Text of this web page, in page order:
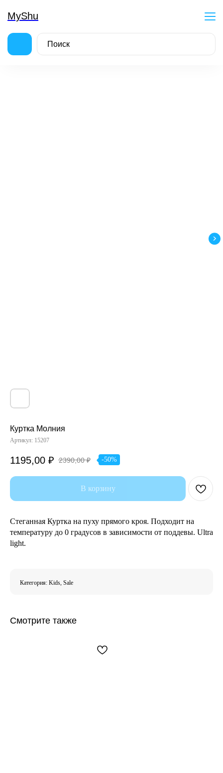
MyShu
Куртка Молния
Артикул: 15207
1195,00 ₽ 2390,00 ₽ -50%
В корзину
Стеганная Куртка на пуху прямого кроя. Подходит на
температуру до 0 градусов в зависимости от поддевы. Ultra
light.
Категория: Kids, Sale
Смотрите также